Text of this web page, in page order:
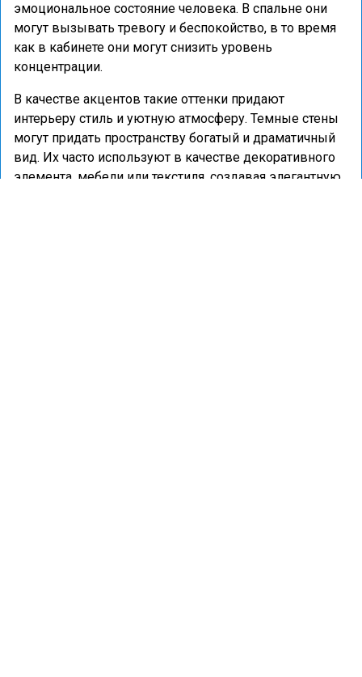
эмоциональное состояние человека. В спальне они
могут вызывать тревогу и беспокойство, в то время
как в кабинете они могут снизить уровень
концентрации.
В качестве акцентов такие оттенки придают
интерьеру стиль и уютную атмосферу. Темные стены
могут придать пространству богатый и драматичный
вид. Их часто используют в качестве декоративного
элемента, мебели или текстиля, создавая элегантную